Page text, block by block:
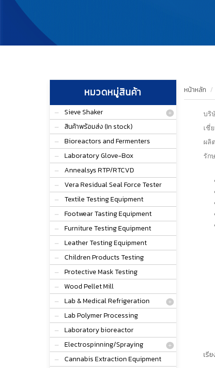
หมวดหมู่สินค้า
Sieve Shaker
สินค้าพร้อมส่ง (In stock)
Bioreactors and Fermenters
Laboratory Glove-Box
Annealsys RTP/RTCVD
Vera Residual Seal Force Tester
Textile Testing Equipment
Footwear Tasting Equipment
Furniture Testing Equipment
Leather Testing Equipment
Children Products Testing
Protective Mask Testing
Wood Pellet Mill
Lab & Medical Refrigeration
Lab Polymer Processing
Laboratory bioreactor
Electrospinning/Spraying
Cannabis Extraction Equipment
หน้าหลัก
บริ
เชี่
ผลิ
รัก
เรี